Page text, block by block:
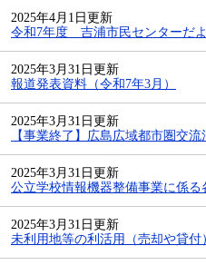
2025年4月1日更新
令和7年度 吉浦市民センターだ
2025年3月31日更新
報道発表資料（令和7年3月）
2025年3月31日更新
【事業終了】広島広域都市圏交
2025年3月31日更新
公立学校情報機器整備事業に係る
2025年3月31日更新
未利用地等の利活用（売却や貸付